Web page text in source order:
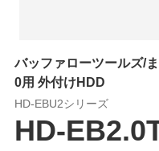
バッファローツールズ/
0用 外付けHDD
HD-EBU2シリーズ
HD-